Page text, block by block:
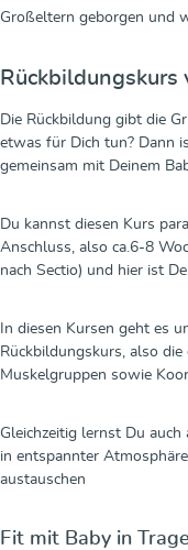
Großeltern geborgen und
Rückbildungskurs
Die Rückbildung gibt die
etwas für Dich tun? Dann
gemeinsam mit Deinem
Du kannst diesen Kurs
Anschluss, also ca.6-8
nach Sectio) und hier ist
In diesen Kursen geht es
Rückbildungskurs, also
Muskelgruppen sowie
Gleichzeitig lernst Du
in entspannter
austauschen
Fit mit Baby in